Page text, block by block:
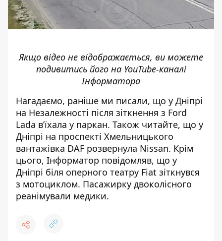
Якщо відео не відображається, ви можете
подивитись його на YouTube-каналі
Інформатора
Нагадаємо, раніше ми писали, що у Дніпрі
на Незалежності після зіткнення з Ford
Lada в’їхала у паркан. Також читайте, що у
Дніпрі на проспекті Хмельницького
вантажівка DAF розвернула Nissan. Крім
цього, Інформатор повідомляв, що у
Дніпрі біля оперного театру Fiat зіткнувся
з мотоциклом. Пасажирку двоколісного
реанімували медики.